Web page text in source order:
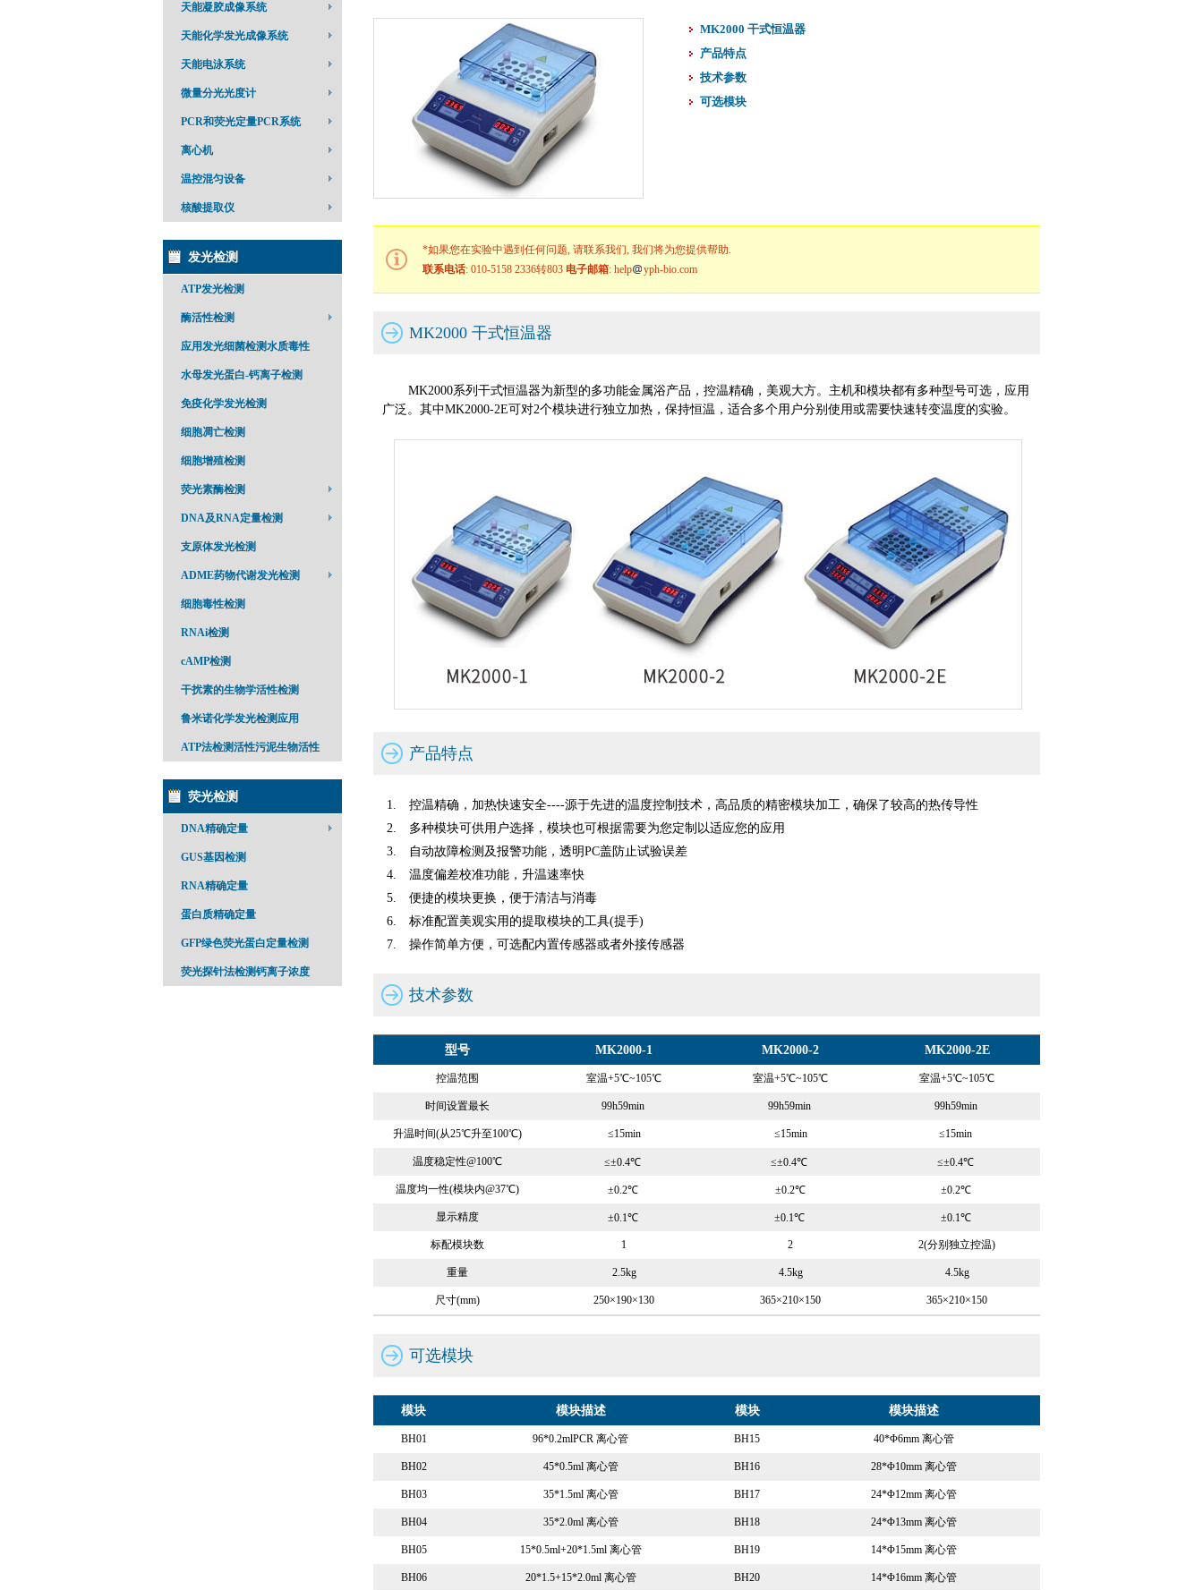
天能凝胶成像系统
天能化学发光成像系统
天能电泳系统
微量分光光度计
PCR和荧光定量PCR系统
离心机
温控混匀设备
核酸提取仪
发光检测
ATP发光检测
酶活性检测
应用发光细菌检测水质毒性
水母发光蛋白-钙离子检测
免疫化学发光检测
细胞凋亡检测
细胞增殖检测
荧光素酶检测
DNA及RNA定量检测
支原体发光检测
ADME药物代谢发光检测
细胞毒性检测
RNAi检测
cAMP检测
干扰素的生物学活性检测
鲁米诺化学发光检测应用
ATP法检测活性污泥生物活性
荧光检测
DNA精确定量
GUS基因检测
RNA精确定量
蛋白质精确定量
GFP绿色荧光蛋白定量检测
荧光探针法检测钙离子浓度
MK2000 干式恒温器
产品特点
技术参数
可选模块
*如果您在实验中遇到任何问题, 请联系我们, 我们将为您提供帮助.
联系电话: 010-5158 2336转803 电子邮箱: help yph-bio.com
MK2000 干式恒温器
MK2000系列干式恒温器为新型的多功能金属浴产品，控温精确，美观大方。主机和模块都有多种型号可选，应用
广泛。其中MK2000-2E可对2个模块进行独立加热，保持恒温，适合多个用户分别使用或需要快速转变温度的实验。
产品特点
控温精确，加热快速安全----源于先进的温度控制技术，高品质的精密模块加工，确保了较高的热传导性
多种模块可供用户选择，模块也可根据需要为您定制以适应您的应用
自动故障检测及报警功能，透明PC盖防止试验误差
温度偏差校准功能，升温速率快
便捷的模块更换，便于清洁与消毒
标准配置美观实用的提取模块的工具(提手)
操作简单方便，可选配内置传感器或者外接传感器
技术参数
型号 MK2000-1 MK2000-2 MK2000-2E
控温范围 室温+5℃~105℃ 室温+5℃~105℃ 室温+5℃~105℃
时间设置最长 99h59min 99h59min 99h59min
升温时间(从25℃升至100℃) ≤15min ≤15min ≤15min
温度稳定性@100℃ ≤±0.4℃ ≤±0.4℃ ≤±0.4℃
温度均一性(模块内@37℃) ±0.2℃ ±0.2℃ ±0.2℃
显示精度 ±0.1℃ ±0.1℃ ±0.1℃
标配模块数 1 2 2(分别独立控温)
重量 2.5kg 4.5kg 4.5kg
尺寸(mm) 250×190×130 365×210×150 365×210×150
可选模块
模块 模块描述 模块 模块描述
BH01 96*0.2mlPCR 离心管 BH15 40*Φ6mm 离心管
BH02 45*0.5ml 离心管 BH16 28*Φ10mm 离心管
BH03 35*1.5ml 离心管 BH17 24*Φ12mm 离心管
BH04 35*2.0ml 离心管 BH18 24*Φ13mm 离心管
BH05 15*0.5ml+20*1.5ml 离心管 BH19 14*Φ15mm 离心管
BH06 20*1.5+15*2.0ml 离心管 BH20 14*Φ16mm 离心管